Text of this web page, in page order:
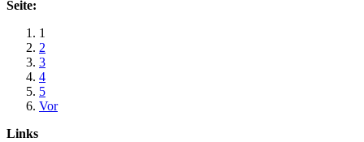
Seite:
1
2
3
4
5
Vor
Links